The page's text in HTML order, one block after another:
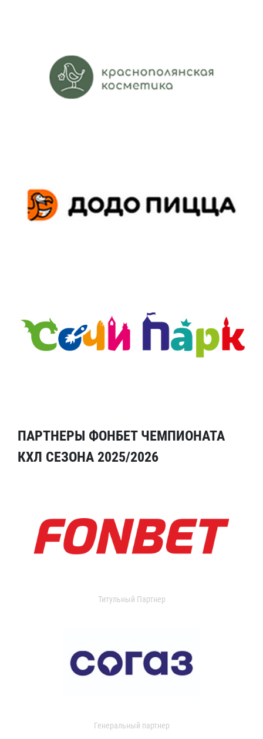
ПАРТНЕРЫ ФОНБЕТ ЧЕМПИОНАТА
КХЛ СЕЗОНА 2025/2026
Титульный Партнер
Генеральный партнер